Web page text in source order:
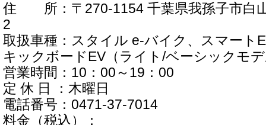
住 所：〒270-1154 千葉県我孫子市白
2
取扱車種：スタイル e-バイク、スマート
キックボードEV（ライト/ベーシックモ
営業時間：10：00～19：00
定 休 日 ：木曜日
電話番号：0471-37-7014
料金（税込）：